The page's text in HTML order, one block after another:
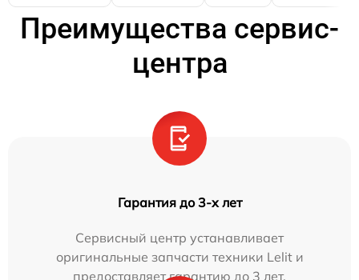
Преимущества сервис-
центра
Гарантия до 3-х лет
Сервисный центр устанавливает
оригинальные запчасти техники Lelit и
предоставляет гарантию до 3 лет.